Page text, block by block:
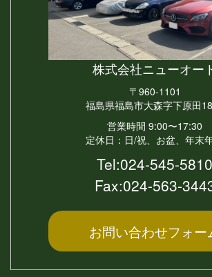
株式会社ニューオー
〒960-1101
福島県福島市大森字下原田
営業時間 9:00〜17:30
定休日：日/祝、お盆、年末
Tel:024-545-5810
Fax:024-563-
お問い合わせフォー